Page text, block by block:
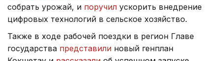
собрать урожай, и поручил ускорить внедрение
цифровых технологий в сельское хозяйство.
Также в ходе рабочей поездки в регион Главе
государства представили новый генплан